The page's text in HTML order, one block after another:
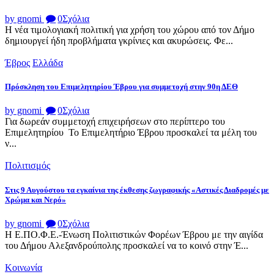
by gnomi 0Σχόλια
Η νέα τιμολογιακή πολιτική για χρήση του χώρου από τον Δήμο
δημιουργεί ήδη προβλήματα γκρίνιες και ακυρώσεις. Φε...
Έβρος Ελλάδα
Πρόσκληση του Επιμελητηρίου Έβρου για συμμετοχή στην 90η ΔΕΘ
by gnomi 0Σχόλια
Για δωρεάν συμμετοχή επιχειρήσεων στο περίπτερο του
Επιμελητηρίου Το Επιμελητήριο Έβρου προσκαλεί τα μέλη του
ν...
Πολιτισμός
Στις 9 Αυγούστου τα εγκαίνια της έκθεσης ζωγραφικής «Αστικές Διαδρομές με
Χρώμα και Νερό»
by gnomi 0Σχόλια
Η Ε.ΠΟ.Φ.Ε.-Ένωση Πολιτιστικών Φορέων Έβρου με την αιγίδα
του Δήμου Αλεξανδρούπολης προσκαλεί να το κοινό στην Έ...
Κοινωνία